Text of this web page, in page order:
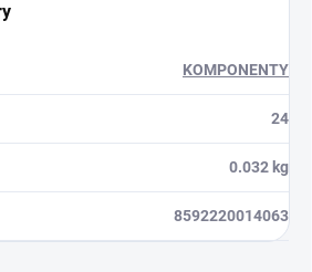
KOMPONENTY
24
0.032 kg
8592220014063